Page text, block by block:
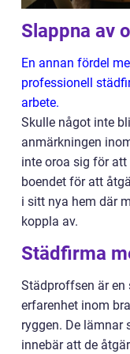
Slappna av
En annan fördel
professionell
arbete.
Skulle något inte
anmärkningen
inte oroa sig för
boendet för att
i sitt nya hem där
koppla av.
Städfirma
Städproffsen är
erfarenhet inom
ryggen. De lämnar
innebär att de